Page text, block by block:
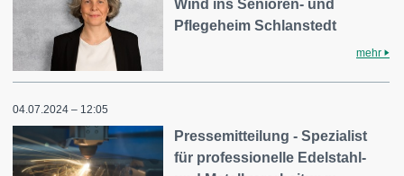
Wind ins Senioren- und
Pflegeheim Schlanstedt
mehr
04.07.2024 – 12:05
Pressemitteilung - Spezialist
für professionelle Edelstahl-